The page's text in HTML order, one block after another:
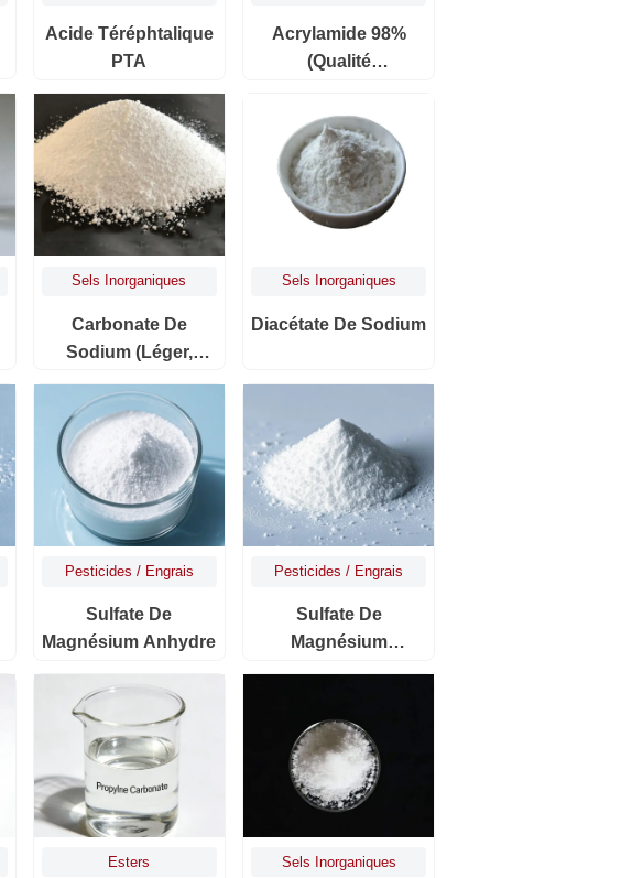
Acide Téréphtalique
PTA
Acrylamide 98%
(qualité
Sels Inorganiques
Carbonate De
Sodium (léger,
Alimentaire)
Sels Inorganiques
Diacétate De Sodium
Pesticides / Engrais
Sulfate De
Magnésium Anhydre
Pesticides / Engrais
Sulfate De
Magnésium
Trihydraté
Esters Sels Inorganiques